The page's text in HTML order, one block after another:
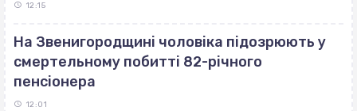
12:15
На Звенигородщині чоловіка підозрюють у
смертельному побитті 82-річного
пенсіонера
12:01